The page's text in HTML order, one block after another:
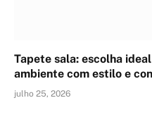
Tapete sala: escolha
ambiente com estilo e
julho 25, 2026